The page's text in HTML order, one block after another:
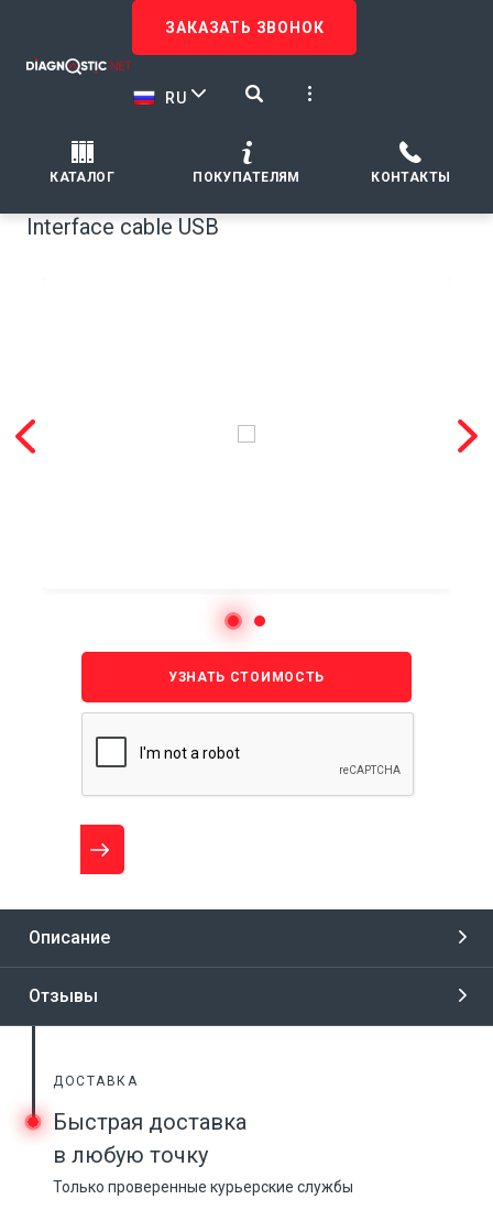
ЗАКАЗАТЬ ЗВОНОК
RU
КАТАЛОГ ПОКУПАТЕЛЯМ КОНТАКТЫ
УЗНАТЬ СТОИМОСТЬ
Interface cable USB
Описание
Отзывы
ДОСТАВКА
Быстрая доставка
в любую точку
Только проверенные курьерские службы